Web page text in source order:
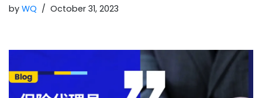
by WQ October 31, 2023